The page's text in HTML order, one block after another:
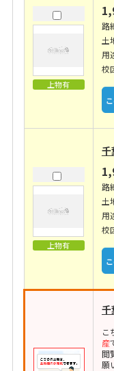
上物有
路
土
用
校
上物有
千
路
土
用
校
こ
産
閲
願